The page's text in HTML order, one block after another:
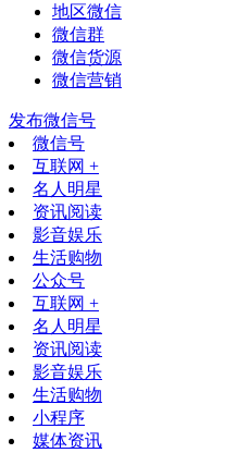
地区微信
微信群
微信货源
微信营销
发布微信号
微信号
互联网 +
名人明星
资讯阅读
影音娱乐
生活购物
公众号
互联网 +
名人明星
资讯阅读
影音娱乐
生活购物
小程序
媒体资讯